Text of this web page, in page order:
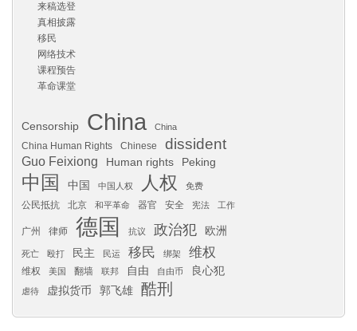
来稿选登
真相披露
移民
网络技术
课程预告
革命课堂
Censorship China China
China Human Rights Chinese dissident
Guo Feixiong Human rights Peking
中国 中国 中国人权 人权 免费
公民抵抗 北京 和平革命 器官 安全 宪法 工作
广州 律师 德国 抗议 政治犯 欧洲
死亡 殴打 民主 民运 移民 绑架 维权
维权 美国 翻墙 联邦 自由 自由币 良心犯
虐待 虚拟货币 郭飞雄 酷刑